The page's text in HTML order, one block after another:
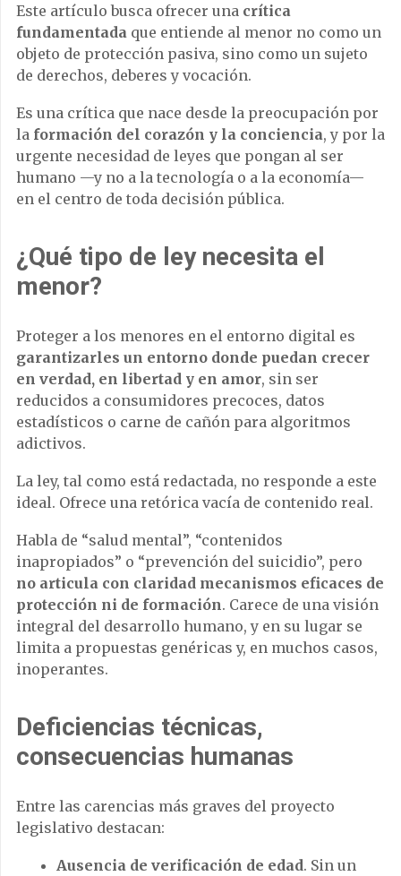
Este artículo busca ofrecer una crítica
fundamentada que entiende al menor no como un
objeto de protección pasiva, sino como un sujeto
de derechos, deberes y vocación.
Es una crítica que nace desde la preocupación por
la formación del corazón y la conciencia, y por la
urgente necesidad de leyes que pongan al ser
humano —y no a la tecnología o a la economía—
en el centro de toda decisión pública.
¿Qué tipo de ley necesita el
menor?
Proteger a los menores en el entorno digital es
garantizarles un entorno donde puedan crecer
en verdad, en libertad y en amor, sin ser
reducidos a consumidores precoces, datos
estadísticos o carne de cañón para algoritmos
adictivos.
La ley, tal como está redactada, no responde a este
ideal. Ofrece una retórica vacía de contenido real.
Habla de “salud mental”, “contenidos
inapropiados” o “prevención del suicidio”, pero
no articula con claridad mecanismos eficaces de
protección ni de formación. Carece de una visión
integral del desarrollo humano, y en su lugar se
limita a propuestas genéricas y, en muchos casos,
inoperantes.
Deficiencias técnicas,
consecuencias humanas
Entre las carencias más graves del proyecto
legislativo destacan:
Ausencia de verificación de edad. Sin un